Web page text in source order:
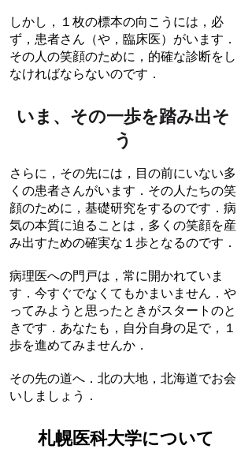
しかし，１枚の標本の向こうには，必
ず，患者さん（や，臨床医）がいます．
その人の笑顔のために，的確な診断をし
なければならないのです．
いま、その一歩を踏み出そ
う
さらに，その先には，目の前にいない多
くの患者さんがいます．その人たちの笑
顔のために，基礎研究をするのです．病
気の本質に迫ることは，多くの笑顔を産
み出すための確実な１歩となるのです．
病理医への門戸は，常に開かれていま
す．今すぐでなくてもかまいません．や
ってみようと思ったときがスタートのと
きです．あなたも，自分自身の足で，１
歩を進めてみませんか．
その先の道へ．北の大地，北海道でお会
いしましょう．
札幌医科大学について